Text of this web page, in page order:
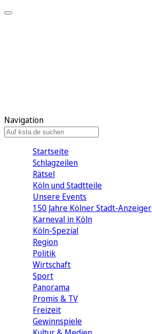
Navigation
Startseite
Schlagzeilen
Rätsel
Köln und Stadtteile
Unsere Events
150 Jahre Kölner Stadt-Anzeiger
Karneval in Köln
Köln-Spezial
Region
Politik
Wirtschaft
Sport
Panorama
Promis & TV
Freizeit
Gewinnspiele